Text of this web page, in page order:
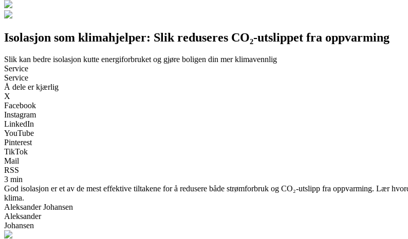
Isolasjon som klimahjelper: Slik reduseres CO₂-utslippet fra oppvarming
Slik kan bedre isolasjon kutte energiforbruket og gjøre boligen din mer klimavennlig
Service
Service
Å dele er kjærlig
X
Facebook
Instagram
LinkedIn
YouTube
Pinterest
TikTok
Mail
RSS
3 min
God isolasjon er et av de mest effektive tiltakene for å redusere både strømforbruk og CO₂-utslipp fra oppvarming. Lær
klima.
Aleksander Johansen
Aleksander
Johansen